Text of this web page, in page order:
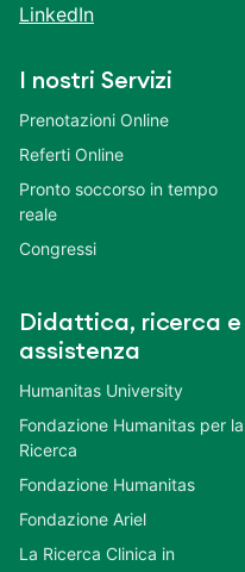
LinkedIn
I nostri Servizi
Prenotazioni Online
Referti Online
Pronto soccorso in tempo
reale
Congressi
Didattica, ricerca e
assistenza
Humanitas University
Fondazione Humanitas per la
Ricerca
Fondazione Humanitas
Fondazione Ariel
La Ricerca Clinica in